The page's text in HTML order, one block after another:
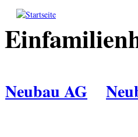
Direkt zum Inhalt
Neubau AG